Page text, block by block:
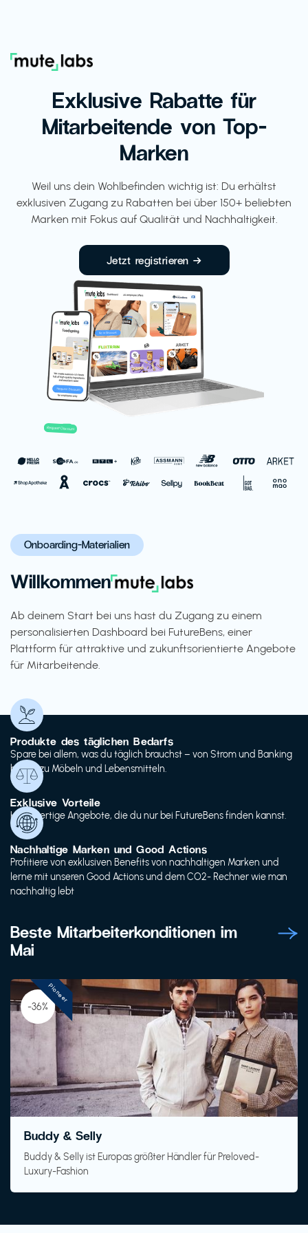
Exklusive Rabatte für
Mitarbeitende von Top-
Marken
Weil uns dein Wohlbefinden wichtig ist: Du erhältst
exklusiven Zugang zu Rabatten bei über 150+ beliebten
Marken mit Fokus auf Qualität und Nachhaltigkeit.
Jetzt registrieren →
Onboarding-Materialien
Willkommen
Ab deinem Start bei uns hast du Zugang zu einem
personalisierten Dashboard bei FutureBens, einer
Plattform für attraktive und zukunftsorientierte Angebote
für Mitarbeitende.
Produkte des täglichen Bedarfs
Spare bei allem, was du täglich brauchst – von Strom und Banking
bis hin zu Möbeln und Lebensmitteln.
Exklusive Vorteile
Hochwertige Angebote, die du nur bei FutureBens finden kannst.
Nachhaltige Marken und Good Actions
Profitiere von exklusiven Benefits von nachhaltigen Marken und
lerne mit unseren Good Actions und dem CO2- Rechner wie man
nachhaltig lebt
Beste Mitarbeiterkonditionen im
Mai
-36%
Buddy & Selly
Buddy & Selly ist Europas größter Händler für Preloved-
Luxury-Fashion
Pioneer